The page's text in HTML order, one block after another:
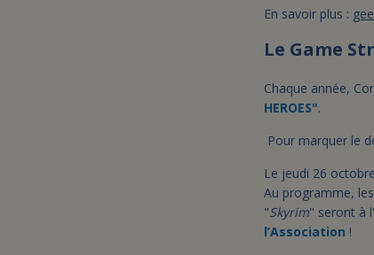
En savoir plus :
Le Game
Chaque année,
HEROES".
Pour marquer le
Le jeudi 26
Au programme,
"Skyrim" seront à
l’Association !